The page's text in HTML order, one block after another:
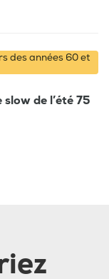
des années 60 et
de l’été 75